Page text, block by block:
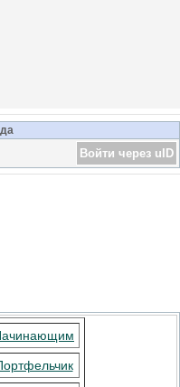
Войти через uID